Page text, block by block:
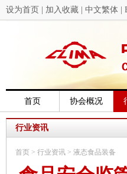
设为首页 加入收藏 中文繁体
首页 协会概况
行业资讯
首页 > 行业资讯 > 液态食品装备